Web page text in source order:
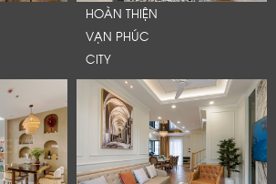
HOÀN THIỆN
VẠN PHÚC
CITY